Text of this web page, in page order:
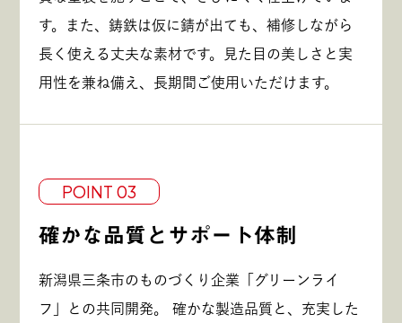
す。また、鋳鉄は仮に錆が出ても、補修しながら
長く使える丈夫な素材です。見た目の美しさと実
用性を兼ね備え、長期間ご使用いただけます。
POINT 03
確かな品質とサポート体制
新潟県三条市のものづくり企業「グリーンライ
フ」との共同開発。 確かな製造品質と、充実した